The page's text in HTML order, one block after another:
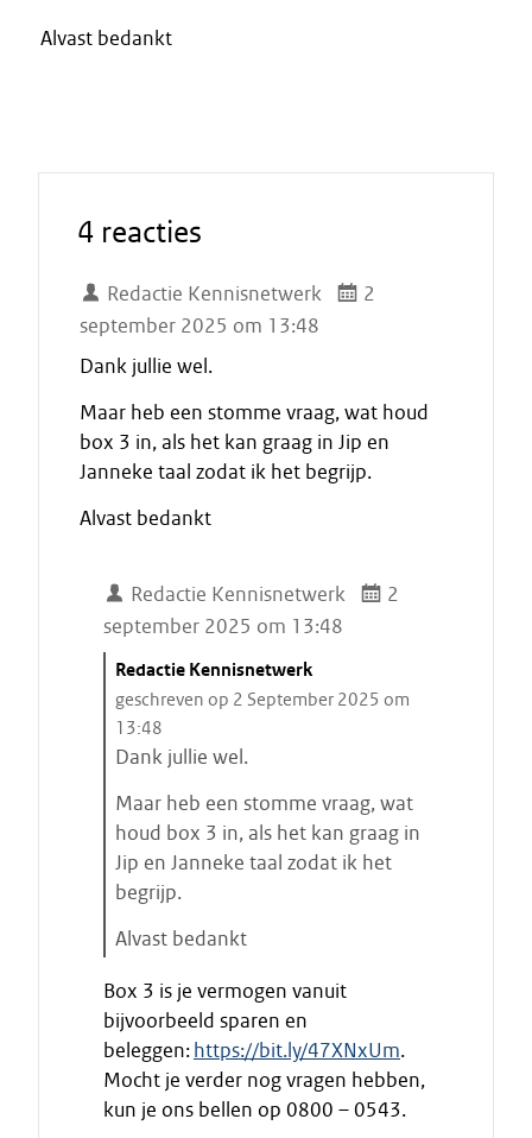
Alvast bedankt
4 reacties
Redactie Kennisnetwerk
2
september 2025 om 13:48
Dank jullie wel.
Maar heb een stomme vraag, wat houd
box 3 in, als het kan graag in Jip en
Janneke taal zodat ik het begrijp.
Alvast bedankt
Redactie Kennisnetwerk
2
september 2025 om 13:48
C
i
t
a
t
s
t
a
e
n
Redactie Kennisnetwerk
geschreven op 2 September 2025 om
13:48
Dank jullie wel.
Maar heb een stomme vraag, wat
houd box 3 in, als het kan graag in
Jip en Janneke taal zodat ik het
begrijp.
Alvast bedankt
i
n
d
e
c
Box 3 is je vermogen vanuit
bijvoorbeeld sparen en
beleggen:https://bit.ly/47XNxUm.
Mocht je verder nog vragen hebben,
kun je ons bellen op 0800 – 0543.